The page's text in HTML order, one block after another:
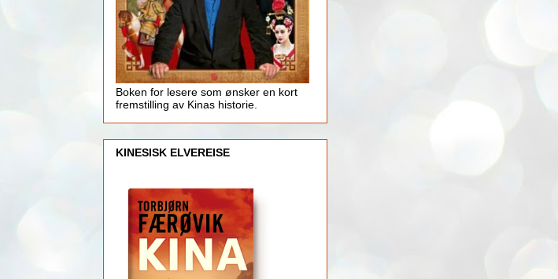
Boken for lesere som ønsker en kort
fremstilling av Kinas historie.
KINESISK ELVEREISE